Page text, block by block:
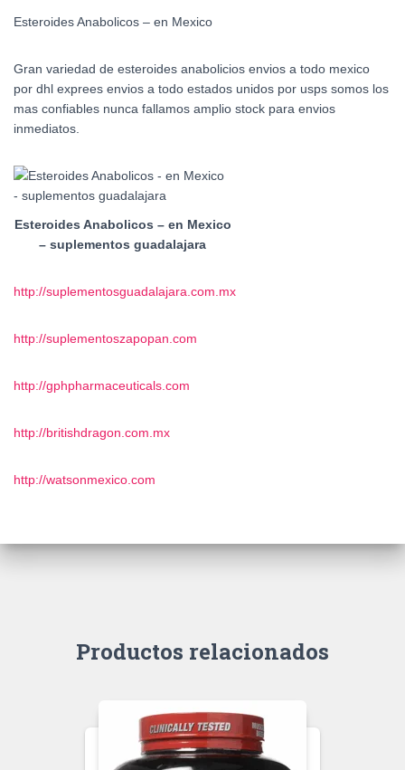
Esteroides Anabolicos – en Mexico
Gran variedad de esteroides anabolicios envios a todo mexico
por dhl exprees envios a todo estados unidos por usps somos los
mas confiables nunca fallamos amplio stock para envios
inmediatos.
Esteroides Anabolicos – en Mexico
– suplementos guadalajara
http://suplementosguadalajara.com.mx
http://suplementoszapopan.com
http://gphpharmaceuticals.com
http://britishdragon.com.mx
http://watsonmexico.com
Productos relacionados